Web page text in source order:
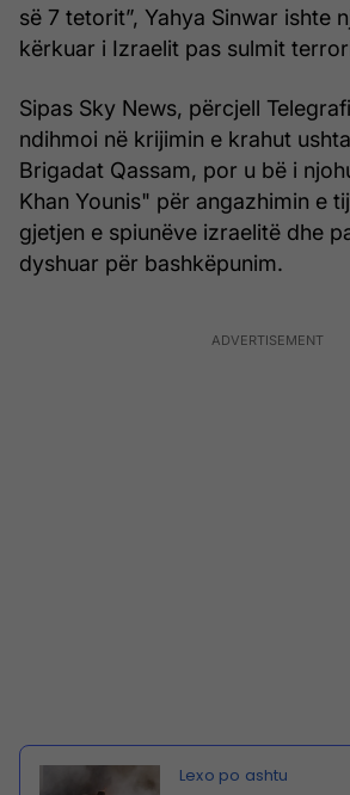
së 7 tetorit”, Yahya Sinwar ishte
kërkuar i Izraelit pas sulmit
Sipas Sky News, përcjell
ndihmoi në krijimin e krahut
Brigadat Qassam, por u bë i
Khan Younis" për angazhimin e
gjetjen e spiunëve izraelitë dhe
dyshuar për bashkëpunim.